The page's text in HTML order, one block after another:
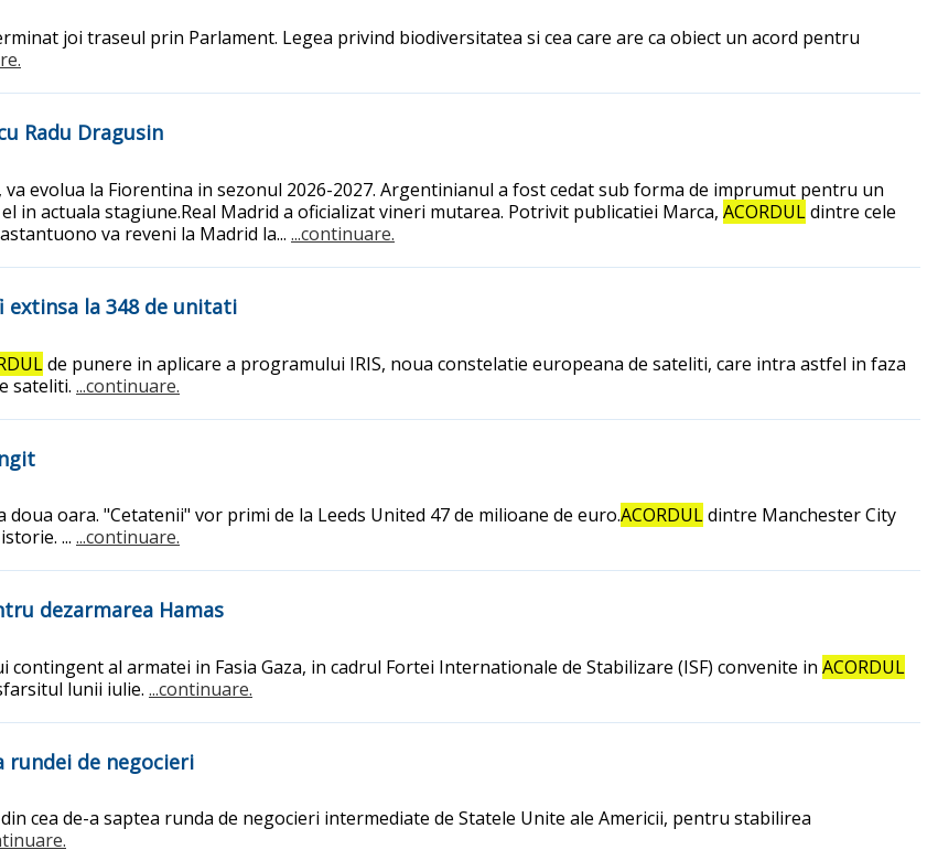
joi traseul prin Parlament. Legea privind biodiversitatea si cea care are ca obiect un acord pentru
Radu Dragusin
evolua la Fiorentina in sezonul 2026-2027. Argentinianul a fost cedat sub forma de imprumut pentru un
in actuala stagiune.Real Madrid a oficializat vineri mutarea. Potrivit publicatiei Marca, ACORDULdintre cele
va reveni la Madrid la... ...continuare.
extinsa la 348 de unitati
de punere in aplicare a programului IRIS, noua constelatie europeana de sateliti, care intra astfel in faza
sateliti. ...continuare.
oara. "Cetatenii" vor primi de la Leeds United 47 de milioane de euro.ACORDULdintre Manchester City
... ...continuare.
dezarmarea Hamas
al armatei in Fasia Gaza, in cadrul Fortei Internationale de Stabilizare (ISF) convenite in ACORDUL
lunii iulie. ...continuare.
rundei de negocieri
cea de-a saptea runda de negocieri intermediate de Statele Unite ale Americii, pentru stabilirea